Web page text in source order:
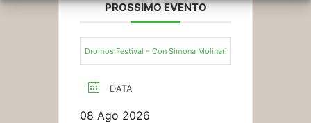
PROSSIMO EVENTO
Dromos Festival – Con Simona Molinari
DATA
08 Ago 2026